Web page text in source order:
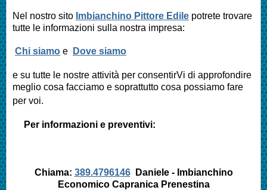
Nel nostro sito Imbianchino Pittore Edile potrete trovare
tutte le informazioni sulla nostra impresa:
Chi siamo e Dove siamo
e su tutte le nostre attività per consentirVi di approfondire
meglio cosa facciamo e soprattutto cosa possiamo fare
per voi.
Per informazioni e preventivi:
Chiama: 389.4796146Daniele - Imbianchino
Economico Capranica Prenestina